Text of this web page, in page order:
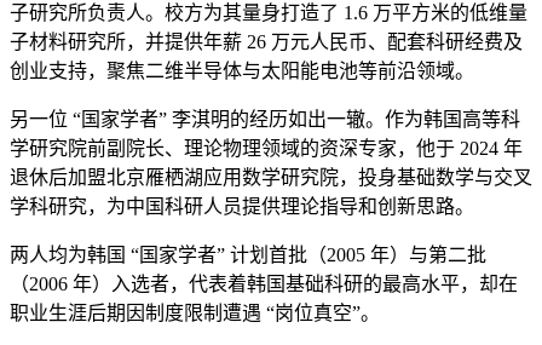
子研究所负责人。校方为其量身打造了 1.6 万平方米的低维量
子材料研究所，并提供年薪 26 万元人民币、配套科研经费及
创业支持，聚焦二维半导体与太阳能电池等前沿领域。
另一位 “国家学者” 李淇明的经历如出一辙。作为韩国高等科
学研究院前副院长、理论物理领域的资深专家，他于 2024 年
退休后加盟北京雁栖湖应用数学研究院，投身基础数学与交叉
学科研究，为中国科研人员提供理论指导和创新思路。
两人均为韩国 “国家学者” 计划首批（2005 年）与第二批
（2006 年）入选者，代表着韩国基础科研的最高水平，却在
职业生涯后期因制度限制遭遇 “岗位真空”。